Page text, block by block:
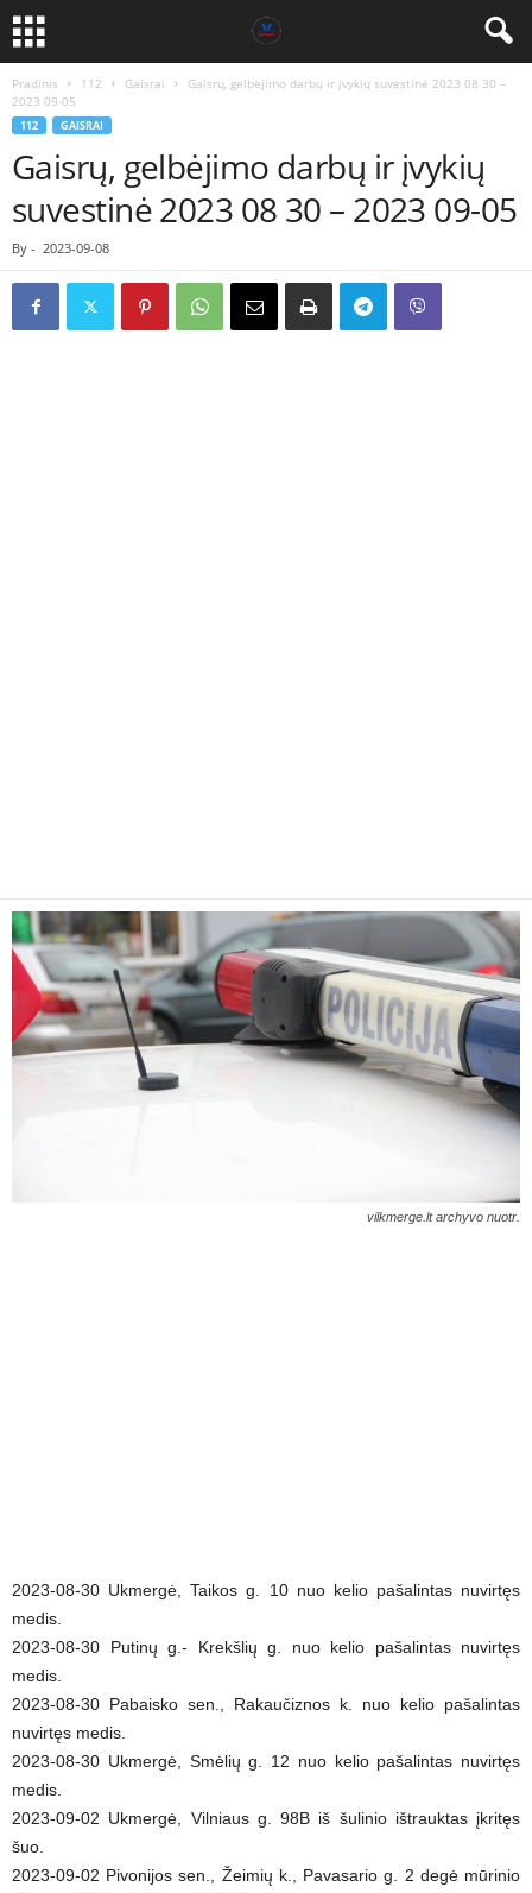
Pradinis 112 Gaisrai
Gaisrų, gelbėjimo darbų ir įvykių suvestinė 2023 08 30 –
2023 09-05
112 GAISRAI
Gaisrų, gelbėjimo darbų ir įvykių
suvestinė 2023 08 30 – 2023 09-05
By - 2023-09-08
vilkmerge.lt archyvo nuotr.
2023-08-30 Ukmergė, Taikos g. 10 nuo kelio pašalintas nuvirtęs
medis.
2023-08-30 Putinų g.- Krekšlių g. nuo kelio pašalintas nuvirtęs
medis.
2023-08-30 Pabaisko sen., Rakaučiznos k. nuo kelio pašalintas
nuvirtęs medis.
2023-08-30 Ukmergė, Smėlių g. 12 nuo kelio pašalintas nuvirtęs
medis.
2023-09-02 Ukmergė, Vilniaus g. 98B iš šulinio ištrauktas įkritęs
šuo.
2023-09-02 Pivonijos sen., Žeimių k., Pavasario g. 2 degė mūrinio